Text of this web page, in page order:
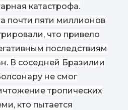
катастрофа.
почти пяти миллионов
что привело
последствиям
В соседней Бразилии
не смог
тропических
кто пытается